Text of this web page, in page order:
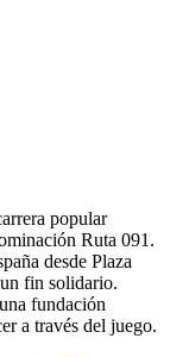
popular
Ruta 091.
desde Plaza
fin solidario.
fundación
a través del juego.